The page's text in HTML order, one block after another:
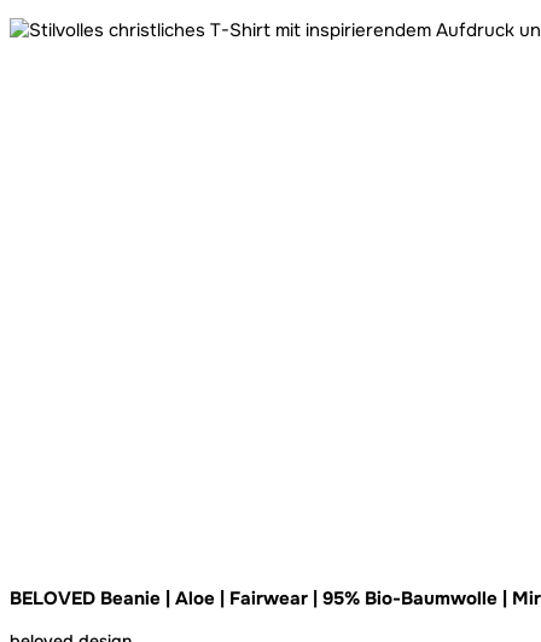
BELOVED Beanie | Aloe | Fairwear | 95% Bio-Baumwolle |